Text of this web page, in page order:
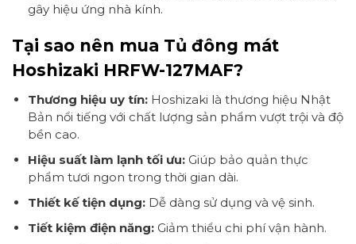
gây hiệu ứng nhà kính.
Tại sao nên mua Tủ đông mát
Hoshizaki HRFW-127MAF?
Thương hiệu uy tín:Hoshizaki là thương hiệu Nhật
Bản nổi tiếng với chất lượng sản phẩm vượt trội và độ
bền cao.
Hiệu suất làm lạnh tối ưu:Giúp bảo quản thực
phẩm tươi ngon trong thời gian dài.
Thiết kế tiện dụng:Dễ dàng sử dụng và vệ sinh.
Tiết kiệm điện năng:Giảm thiểu chi phí vận hành.